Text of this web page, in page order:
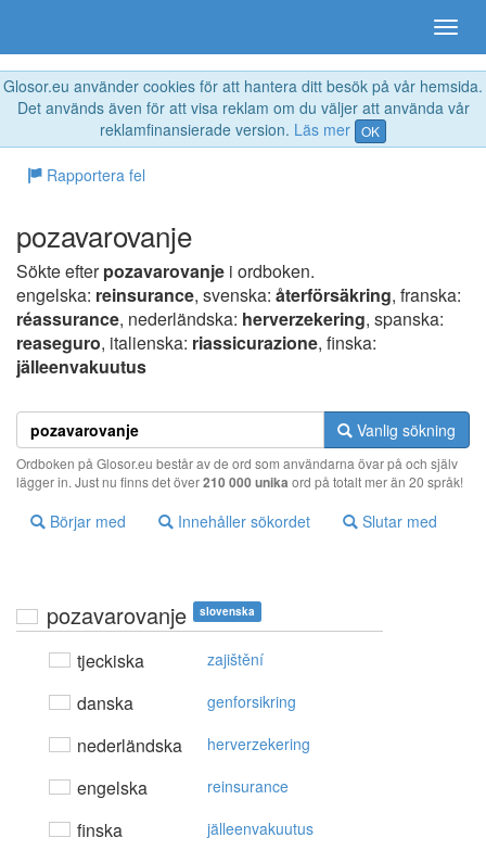
Glosor.eu använder cookies för att hantera ditt besök på vår hemsida.
Det används även för att visa reklam om du väljer att använda vår
reklamfinansierade version. Läs mer OK
Rapportera fel
pozavarovanje
Sökte efterpozavarovanje i ordboken.
engelska: reinsurance, svenska: återförsäkring, franska:
réassurance, nederländska: herverzekering, spanska:
reaseguro, italienska: riassicurazione, finska:
jälleenvakuutus
Vanlig sökning
Ordboken på Glosor.eu består av de ord som användarna övar på och själv
lägger in. Just nu finns det över210 000 unika ord på totalt mer än 20 språk!
Börjar med Innehåller sökordet Slutar med
pozavarovanje slovenska
tjeckiska zajištění
danska genforsikring
nederländska herverzekering
engelska reinsurance
finska jälleenvakuutus